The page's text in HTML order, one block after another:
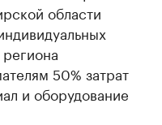
области
50% затрат
и оборудование